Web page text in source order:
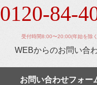
0120-84-
受付時間8:00〜20:00(年始を除
WEBからのお問い合
お問い合わせフォー